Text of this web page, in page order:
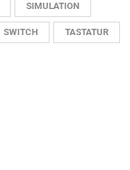
SIMULATION
SWITCH TASTATUR